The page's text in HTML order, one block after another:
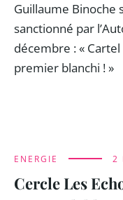
Guillaume Binoche
sanctionné par
décembre : «
premier blanchi ! »
ENERGIE 2
Cercle Les